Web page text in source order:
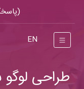
EN
طراحی